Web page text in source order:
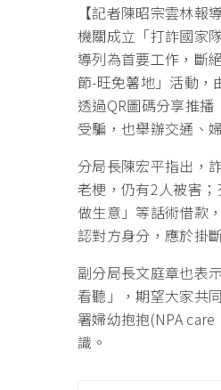
【記者陳昭宗雲林
機關成立「打詐國家
導列為首要工作，斷
節-旺免薯地」活動，
透過QR圖碼分享推
受騙，也舉辦交通、
分局長陳宏平指出，
老梗，仍有2人被害
做生意」等話術借款
認對方身分，應於掛
副分局長文庭章也表
看聽」，期望大家共
署婦幼抱抱(NPA
識。